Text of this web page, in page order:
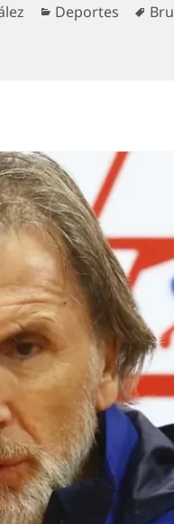
Categorías
Deportes